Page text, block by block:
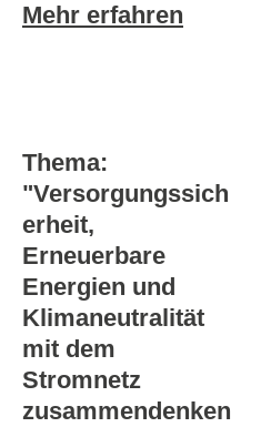
Mehr erfahren
Thema:
"Versorgungssich
erheit,
Erneuerbare
Energien und
Klimaneutralität
mit dem
Stromnetz
zusammendenken